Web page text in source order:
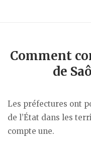
Comment
de
Les préfectures ont
de l’État dans les
compte une.